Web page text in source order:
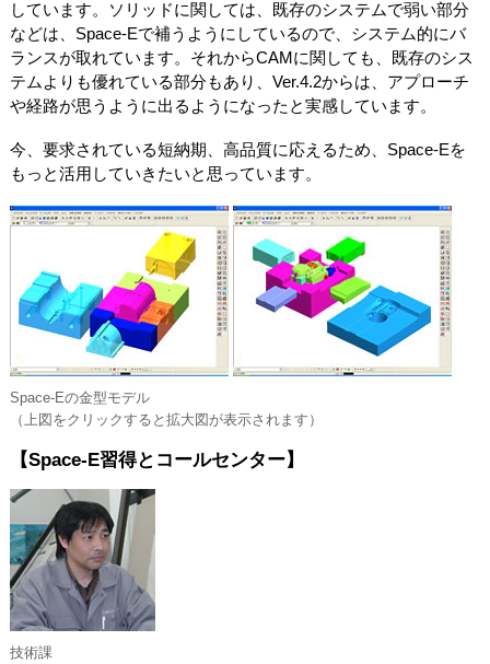
しています。ソリッドに関しては、既存のシステムで弱い部分
などは、Space-Eで補うようにしているので、システム的にバ
ランスが取れています。それからCAMに関しても、既存のシス
テムよりも優れている部分もあり、Ver.4.2からは、アプローチ
や経路が思うように出るようになったと実感しています。
今、要求されている短納期、高品質に応えるため、Space-Eを
もっと活用していきたいと思っています。
Space-Eの金型モデル
（上図をクリックすると拡大図が表示されます）
【Space-E習得とコールセンター】
技術課